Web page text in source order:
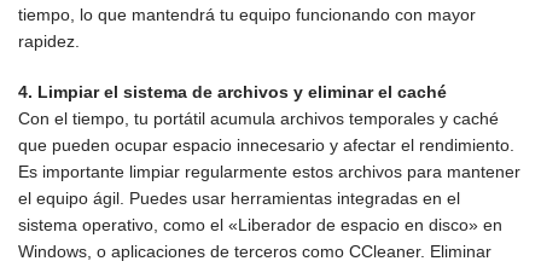
tiempo, lo que mantendrá tu equipo funcionando con mayor
rapidez.
4. Limpiar el sistema de archivos y eliminar el caché
Con el tiempo, tu portátil acumula archivos temporales y caché
que pueden ocupar espacio innecesario y afectar el rendimiento.
Es importante limpiar regularmente estos archivos para mantener
el equipo ágil. Puedes usar herramientas integradas en el
sistema operativo, como el «Liberador de espacio en disco» en
Windows, o aplicaciones de terceros como CCleaner. Eliminar